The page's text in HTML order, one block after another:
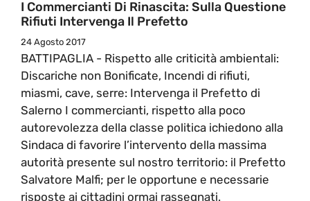
I Commercianti Di Rinascita: Sulla Questione
Rifiuti Intervenga Il Prefetto
24 Agosto 2017
BATTIPAGLIA - Rispetto alle criticità ambientali:
Discariche non Bonificate, Incendi di rifiuti,
miasmi, cave, serre: Intervenga il Prefetto di
Salerno I commercianti, rispetto alla poco
autorevolezza della classe politica ichiedono alla
Sindaca di favorire l’intervento della massima
autorità presente sul nostro territorio: il Prefetto
Salvatore Malfi; per le opportune e necessarie
risposte ai cittadini ormai rassegnati.